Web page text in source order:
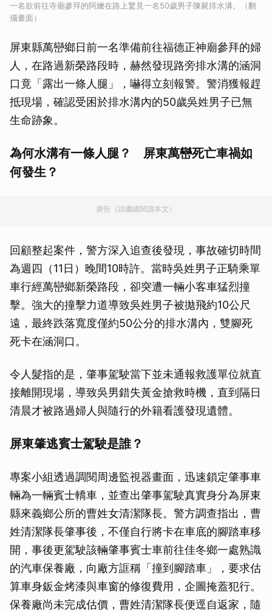
一名欲前往寺廟參拜的阿嬤在路上驚見一名50歲男子陳屍排水溝。（翻
攝畫面）
屏東縣萬巒鄉日前一名準備前往福德正神廟參拜的婦
人，在路過新榮路段時，赫然發現路旁排水溝的涵洞
口竟「露出一條人腿」，嚇得立刻報警。警消獲報趕
抵現場，確認受困於排水溝內的50歲吳姓男子已無
生命跡象。
為何水溝有一條人腿？ 屏東萬巒死亡車禍如
何發生？
廣告（請繼續閱讀本文）
回顧整起案件，警方深入追查後發現，事故確切時間
為週四（11日）晚間10時許。當時吳姓男子正騎乘單
車行經萬巒鄉新榮路段，卻突遭一輛小客車猛烈撞
擊。強大的撞擊力道導致吳姓男子被拋飛約10公尺
遠，最終跌落寬度僅約50公分的排水溝內，雙腳死
死卡在涵洞口。
令人髮指的是，肇事駕駛當下並未通報救護單位就直
接離開現場，導致吳男錯失黃金搶救時機，直到隔日
清晨才被路過婦人與隨行的外籍看護發現遺體。
屏東肇逃賓士駕駛是誰？
專案小組透過調閱周邊監視器畫面，迅速鎖定肇事車
輛為一輛賓士轎車，並查出肇事駕駛真實身分為屏東
縣來義鄉公所的曹姓女清潔隊長。警方調查指出，曹
姓清潔隊長肇事後，不僅自行將卡在車底的腳踏車移
開，事後更駕駛該輛肇事賓士車前往佳冬鄉一處熟識
的汽車保養廠，向廠方誆稱「撞到腳踏車」，要求估
算車身鈑金烤漆與車窗的修復費用，企圖掩蓋犯行。
保養廠尚未完成估價，曹姓清潔隊長便逕自返家，隨